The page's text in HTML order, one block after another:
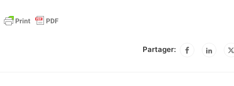
Partager: